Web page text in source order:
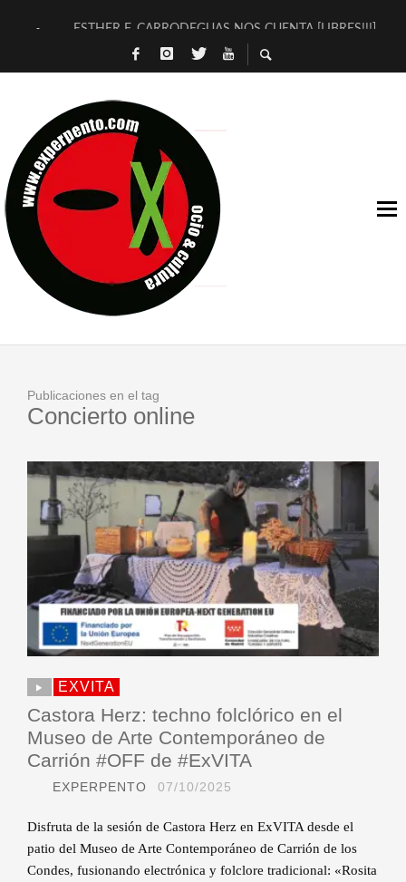
ESTHER F. CARRODEGUAS NOS CUENTA [LIBRES!!!]
[TERRA DE GUAPES] DE SANDRA MONFORT
TIMBRE 4, LA ESCUELA DEL DIRECTOR TEATRAL CLAUDIO
30 AÑOS (NO ES NADA) DE LA KATARSIS DEL TOMATAZO
MILITARES JUDÍAS EN #EXVITA
D’BALDOMEROS REINVENTAN [BITÁCORA 3.0] EN EXVITA
MARSHALL FLASH PRESENTA EN EXVITA [RELATIVA
JOFRE BARDAGÍ EN EXVITA INTERPRETANDO A SERRAT
Publicaciones en el tag
Concierto online
EXVITA
Castora Herz: techno folclórico en el
Museo de Arte Contemporáneo de
Carrión #OFF de #ExVITA
EXPERPENTO 07/10/2025
Disfruta de la sesión de Castora Herz en ExVITA desde el
patio del Museo de Arte Contemporáneo de Carrión de los
Condes, fusionando electrónica y folclore tradicional: «Rosita